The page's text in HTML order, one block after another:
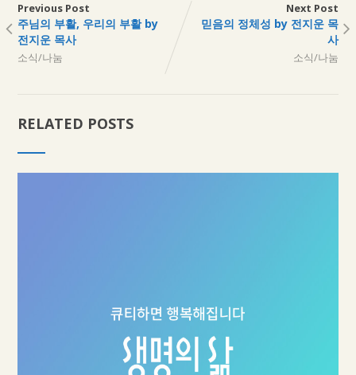
Previous Post
주님의 부활, 우리의 부활 by
전지운 목사
소식/나눔
Next Post
믿음의 정체성 by 전지운 목
사
소식/나눔
RELATED POSTS